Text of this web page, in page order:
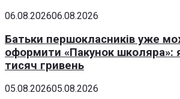
06.08.202606.08.2026
Батьки першокласників уже
оформити «Пакунок школяра»:
тисяч гривень
05.08.202605.08.2026